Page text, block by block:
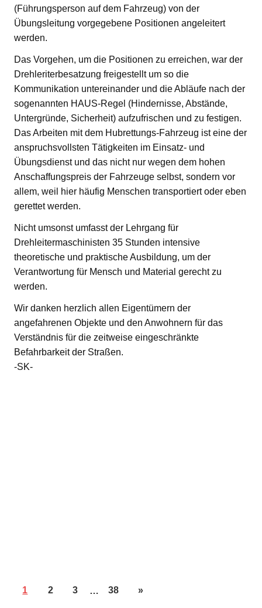
(Führungsperson auf dem Fahrzeug) von der
Übungsleitung vorgegebene Positionen angeleitert
werden.
Das Vorgehen, um die Positionen zu erreichen, war der
Drehleriterbesatzung freigestellt um so die
Kommunikation untereinander und die Abläufe nach der
sogenannten HAUS-Regel (Hindernisse, Abstände,
Untergründe, Sicherheit) aufzufrischen und zu festigen.
Das Arbeiten mit dem Hubrettungs-Fahrzeug ist eine der
anspruchsvollsten Tätigkeiten im Einsatz- und
Übungsdienst und das nicht nur wegen dem hohen
Anschaffungspreis der Fahrzeuge selbst, sondern vor
allem, weil hier häufig Menschen transportiert oder eben
gerettet werden.
Nicht umsonst umfasst der Lehrgang für
Drehleitermaschinisten 35 Stunden intensive
theoretische und praktische Ausbildung, um der
Verantwortung für Mensch und Material gerecht zu
werden.
Wir danken herzlich allen Eigentümern der
angefahrenen Objekte und den Anwohnern für das
Verständnis für die zeitweise eingeschränkte
Befahrbarkeit der Straßen.
-SK-
1 2 3 … 38 »